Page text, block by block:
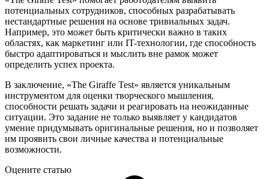
потенциальных сотрудников, способных разрабатывать
нестандартные решения на основе тривиальных задач.
Например, это может быть критически важно в таких
областях, как маркетинг или IT-технологии, где способность
быстро адаптироваться и мыслить вне рамок может
определить успех проекта.
В заключение, «The Giraffe Test» является уникальным
инструментом для оценки творческого мышления,
способности решать задачи и реагировать на неожиданные
ситуации. Это задание не только выявляет у кандидатов
умение придумывать оригинальные решения, но и позволяет
им проявить свои личные качества и потенциальные
возможности.
Оцените статью